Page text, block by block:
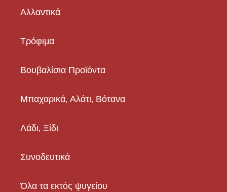
Αλλαντικά
Τρόφιμα
Βουβαλίσια Προϊόντα
Μπαχαρικά, Αλάτι, Βότανα
Λάδι, Ξίδι
Συνοδευτικά
Όλα τα εκτός ψυγείου